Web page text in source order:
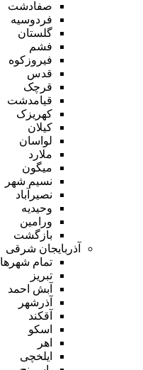
صفادشت
فردوسیه
گلستان
فشم
فیروزکوه
قدس
قرچک
قیامدشت
کهریزک
کیلان
لواسان
ملارد
میگون
نسیم شهر
نصیرآباد
وحیدیه
ورامین
بازگشت
آذربایجان شرقی
تمام شهر‌ها
تبریز
آبش احمد
آذرشهر
آقکند
اسکو
اهر
ایلخچی